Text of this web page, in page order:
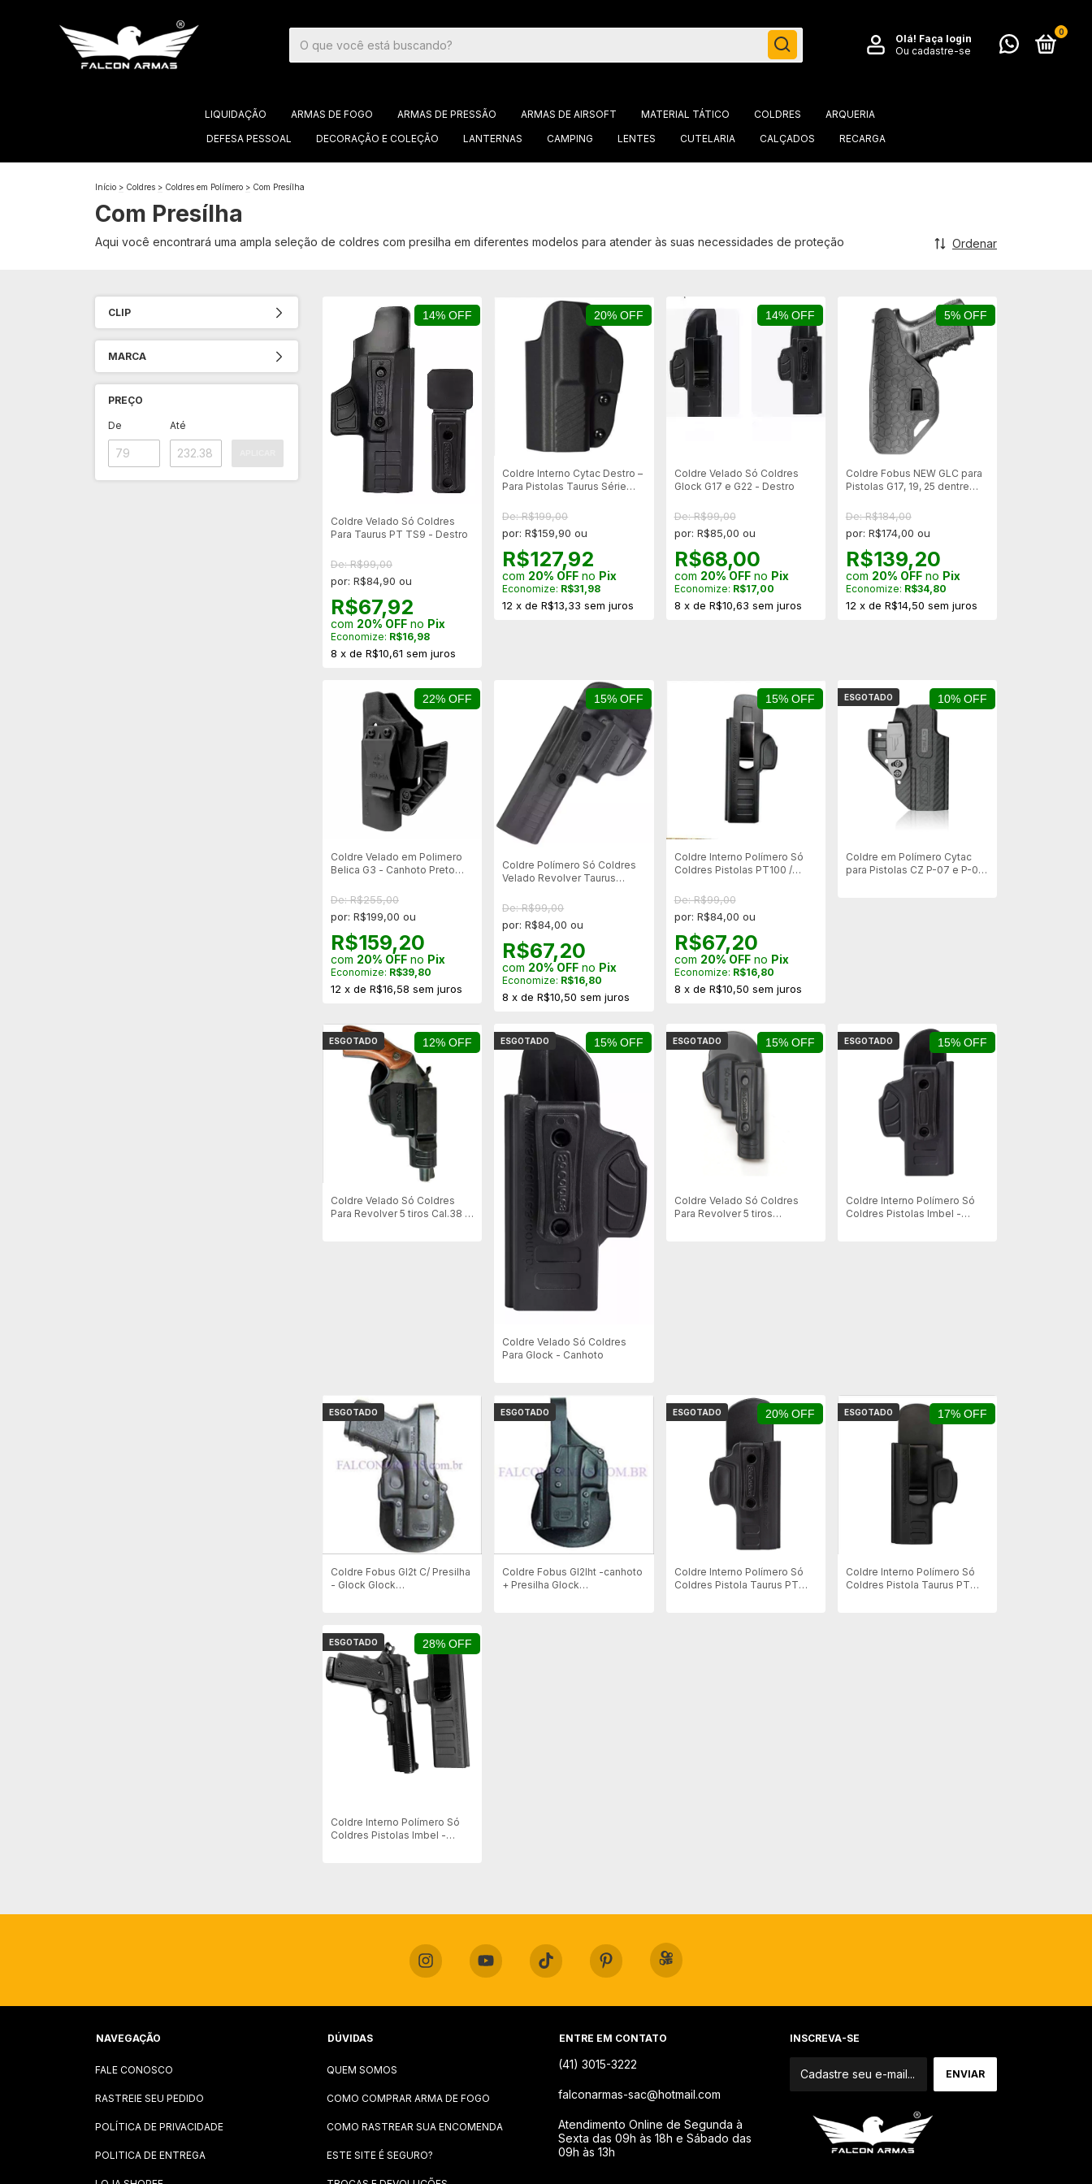
Olá! Faça login
Ou cadastre-se
0
LIQUIDAÇÃO ARMAS DE FOGO ARMAS DE PRESSÃO ARMAS DE AIRSOFT MATERIAL TÁTICO COLDRES
ARQUERIA
DEFESA PESSOAL
DECORAÇÃO E COLEÇÃO LANTERNAS CAMPING LENTES CUTELARIA CALÇADOS RECARGA
Início > Coldres > Coldres em Polímero > Com Presílha
Com Presílha
Aqui você encontrará uma ampla seleção de coldres com presilha em diferentes modelos para atender às suas necessidades de proteção Ordenar
CLIP
MARCA
PREÇO
De Até
14% OFF
Coldre Velado Só Coldres
Para Taurus PT TS9 - Destro
De: R$99,00
por: R$84,90 ou
R$67,92
com 20% OFF no Pix
Economize: R$16,98
8 x de R$10,61 sem juros
20% OFF
Coldre Interno Cytac Destro –
Para Pistolas Taurus Série
De: R$199,00
por: R$159,90 ou
R$127,92
com 20% OFF no Pix
Economize: R$31,98
12 xdeR$13,33 sem juros
14% OFF
Coldre Velado Só Coldres
Glock G17 e G22 - Destro
De: R$99,00
por: R$85,00 ou
R$68,00
com 20% OFFno Pix
Economize: R$17,00
8 x de R$10,63 sem juros
5% OFF
Coldre Fobus NEW GLC para
Pistolas G17, 19, 25 dentre
De: R$184,00
por: R$174,00 ou
R$139,20
com 20% OFFno Pix
Economize: R$34,80
12 x de R$14,50 sem juros
22% OFF
Coldre Velado em Polimero
Belica G3 - Canhoto Preto
De: R$255,00
por: R$199,00 ou
R$159,20
com 20% OFF no Pix
Economize: R$39,80
12 x de R$16,58 sem juros
15% OFF
Coldre Polímero Só Coldres
Velado Revolver Taurus
De: R$99,00
por: R$84,00 ou
R$67,20
com 20% OFF no Pix
Economize: R$16,80
8 xdeR$10,50 sem juros
15% OFF
Coldre Interno Polímero Só
Coldres Pistolas PT100 /
Canhoto
De: R$99,00
por: R$84,00 ou
R$67,20
com 20% OFFno Pix
Economize: R$16,80
8 x de R$10,50 sem juros
10% OFF
ESGOTADO
Coldre em Polímero Cytac
para Pistolas CZ P-07 e P-09
12% OFF
ESGOTADO
Coldre Velado Só Coldres
Para Revolver 5 tiros Cal.38 -
15% OFF
ESGOTADO
Coldre Velado Só Coldres
Para Glock - Canhoto
15% OFF
ESGOTADO
Coldre Velado Só Coldres
Para Revolver 5 tiros
15% OFF
ESGOTADO
Coldre Interno Polímero Só
Coldres Pistolas Imbel -
ESGOTADO
Coldre Fobus Gl2t C/ Presilha
- Glock Glock
ESGOTADO
Coldre Fobus Gl2lht -canhoto
+ Presilha Glock
20% OFF
ESGOTADO
Coldre Interno Polímero Só
Coldres Pistola Taurus PT
17% OFF
ESGOTADO
Coldre Interno Polímero Só
Coldres Pistola Taurus PT
28% OFF
ESGOTADO
Coldre Interno Polímero Só
Coldres Pistolas Imbel -
NAVEGAÇÃO
FALE CONOSCO
RASTREIE SEU PEDIDO
POLÍTICA DE PRIVACIDADE
POLITICA DE ENTREGA
DÚVIDAS
QUEM SOMOS
COMO COMPRAR ARMA DE FOGO
COMO RASTREAR SUA ENCOMENDA
ESTE SITE É SEGURO?
ENTRE EM CONTATO
(41) 3015-3222
falconarmas-sac@hotmail.com
Atendimento Online de Segunda à
Sexta das 09h às 18h e Sábado das
09h às 13h
INSCREVA-SE